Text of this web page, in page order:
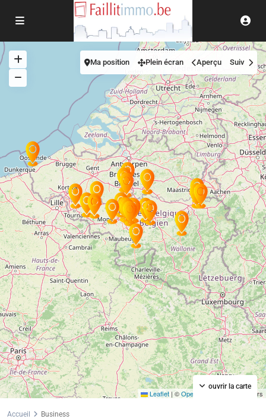
Leaflet | ©OpenStreetMap contributors
ouvrir la carte
Ma position Plein écran Aperçu Suiv
Accueil Business